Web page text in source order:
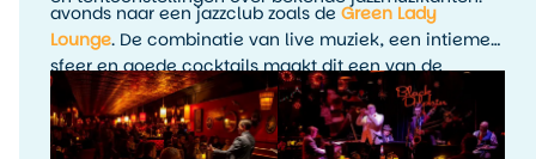
avonds naar een jazzclub zoals de Green Lady
Lounge. De combinatie van live muziek, een intieme
sfeer en goede cocktails maakt dit een van de
leukste avondactiviteiten in Kansas City. Het is
precies zo’n ervaring die je reis persoonlijker maakt
dan alleen het afvinken van bezienswaardigheden.